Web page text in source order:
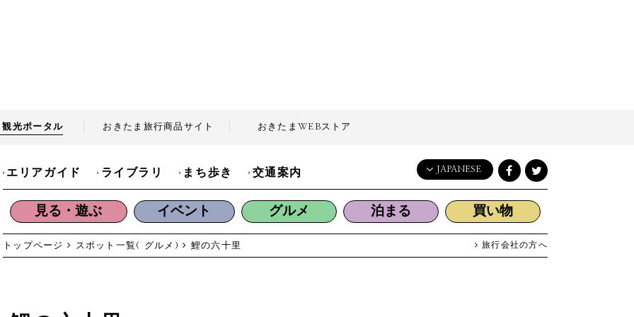
観光ポータル おきたま旅行商品 サイト おきたま WEBストア
エリアガイド ライブラリ まち歩き 交通案内 JAPANESE
English
日本語
简体中文
見る・遊ぶ イベント グルメ 泊まる 買い物
トップページ スポット一覧( グルメ) 鯉の六十里 旅行会社の方へ